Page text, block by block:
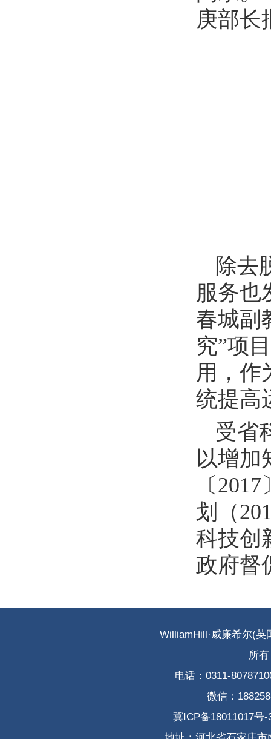
庚部长
除去
服务也
春城副
究”项
用，作
统提高
受省
以增加
〔
划（
科技创
政府督
WilliamHill·威廉希尔(
所
电话：0311-
微信：
冀ICP备18011017号-